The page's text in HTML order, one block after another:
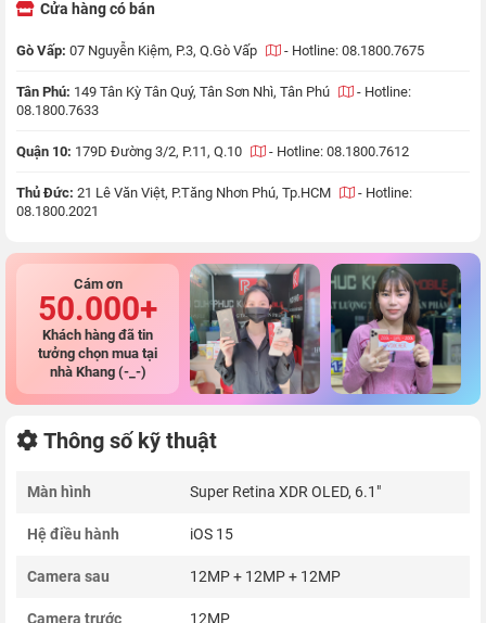
Cửa hàng có bán
Gò Vấp: 07 Nguyễn Kiệm, P.3, Q.Gò Vấp - Hotline: 08.1800.7675
Tân Phú: 149 Tân Kỳ Tân Quý, Tân Sơn Nhì, Tân Phú - Hotline:
08.1800.7633
Quận 10: 179D Đường 3/2, P.11, Q.10 - Hotline: 08.1800.7612
Thủ Đức: 21 Lê Văn Việt, P.Tăng Nhơn Phú, Tp.HCM - Hotline:
08.1800.2021
Cám ơn
50.000+
Khách hàng đã tin
tưởng chọn mua tại
nhà Khang (-_-)
Thông số kỹ thuật
Màn hình Super Retina XDR OLED, 6.1"
Hệ điều hành iOS 15
Camera sau 12MP + 12MP + 12MP
Camera trước 12MP